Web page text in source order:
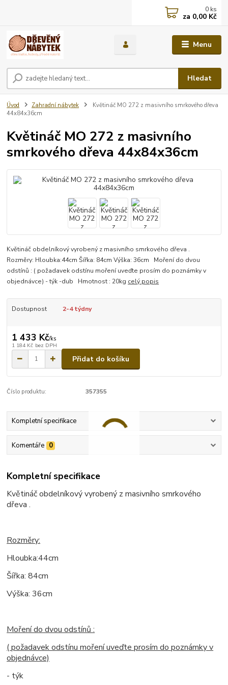
Menu
Hledat
0 ks
za 0,00 Kč
Úvod Zahradní nábytek
Květináč MO 272 z masivního smrkového dřeva
44x84x36cm
Květináč MO 272 z masivního
smrkového dřeva 44x84x36cm
Květináč obdelníkový vyrobený z masivního smrkového dřeva .
Rozměry: Hloubka:44cm Šířka: 84cm Výška: 36cm Moření do dvou
odstínů : ( požadavek odstínu moření uveďte prosím do poznámky v
objednávce) - týk -dub Hmotnost : 20kg celý popis
Dostupnost 2-4 týdny
1 433 Kč/ks
1 184 Kč bez DPH
Přidat do košíku
Číslo produktu: 357355
Kompletní specifikace
Komentáře 0
Kompletní specifikace
Květináč obdelníkový vyrobený z masivního smrkového
dřeva .
Rozměry:
Hloubka:44cm
Šířka: 84cm
Výška: 36cm
Moření do dvou odstínů :
( požadavek odstínu moření uveďte prosím do poznámky v
objednávce)
- týk